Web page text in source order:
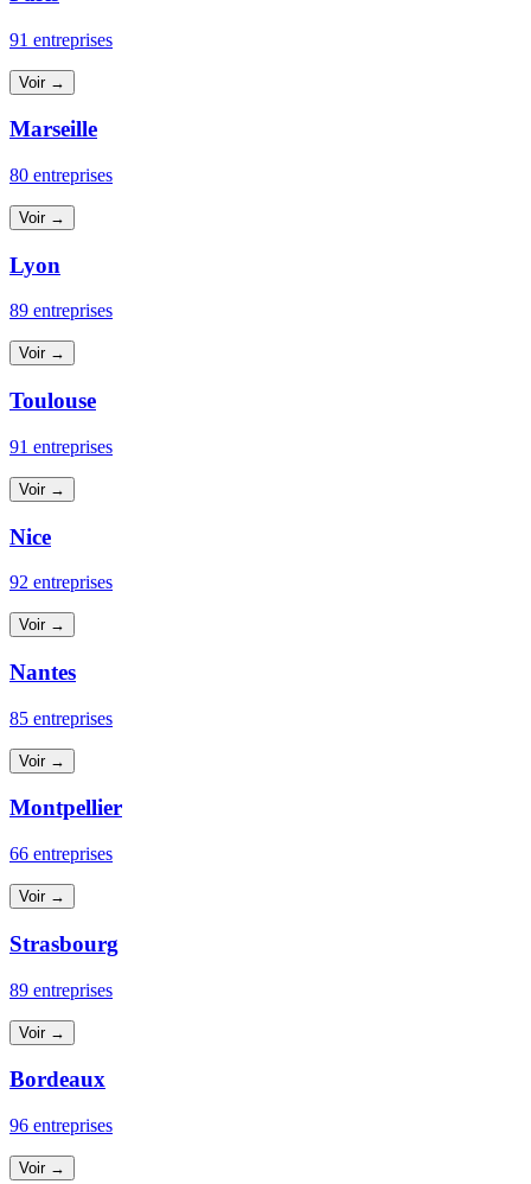
91 entreprises
Voir →
Marseille
80 entreprises
Voir →
Lyon
89 entreprises
Voir →
Toulouse
91 entreprises
Voir →
Nice
92 entreprises
Voir →
Nantes
85 entreprises
Voir →
Montpellier
66 entreprises
Voir →
Strasbourg
89 entreprises
Voir →
Bordeaux
96 entreprises
Voir →